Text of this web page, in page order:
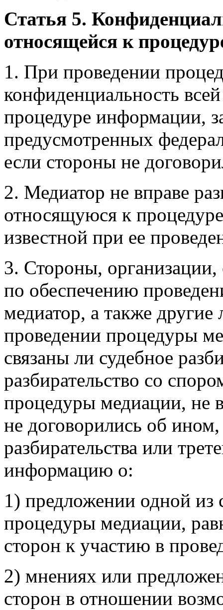
Статья 5.
относящейся к
1. При проведении
конфиденциальность
процедуре информации,
предусмотренных
если стороны не
2. Медиатор не вправе
относящуюся к
известной при ее
3. Стороны,
по обеспечению
медиатор, а также
проведении процедуры
связаны ли судебное
разбирательство со
процедуры медиации, не
не договорились об ином,
разбирательства или
информацию о:
1) предложении одной из
процедуры медиации,
сторон к участию в
2) мнениях или
сторон в отношении